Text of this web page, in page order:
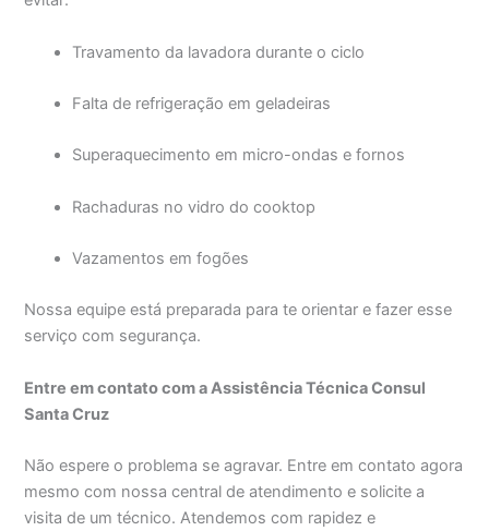
Travamento da lavadora durante o ciclo
Falta de refrigeração em geladeiras
Superaquecimento em micro-ondas e fornos
Rachaduras no vidro do cooktop
Vazamentos em fogões
Nossa equipe está preparada para te orientar e fazer esse
serviço com segurança.
Entre em contato com a Assistência Técnica Consul
Santa Cruz
Não espere o problema se agravar. Entre em contato agora
mesmo com nossa central de atendimento e solicite a
visita de um técnico. Atendemos com rapidez e